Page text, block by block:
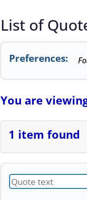
List of
Preferences:
You are
1 item found